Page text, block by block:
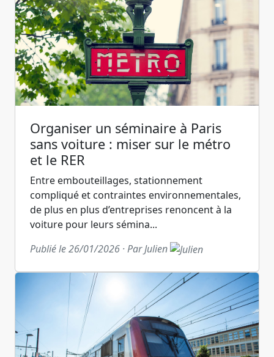
Organiser un séminaire à Paris
sans voiture : miser sur le métro
et le RER
Entre embouteillages, stationnement
compliqué et contraintes environnementales,
de plus en plus d’entreprises renoncent à la
voiture pour leurs sémina...
Publié le 26/01/2026 · Par Julien